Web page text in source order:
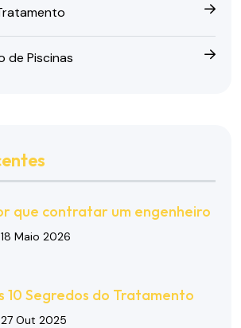
de Piscinas
que contratar um engenheiro
18 Maio 2026
10 Segredos do Tratamento
27 Out 2025